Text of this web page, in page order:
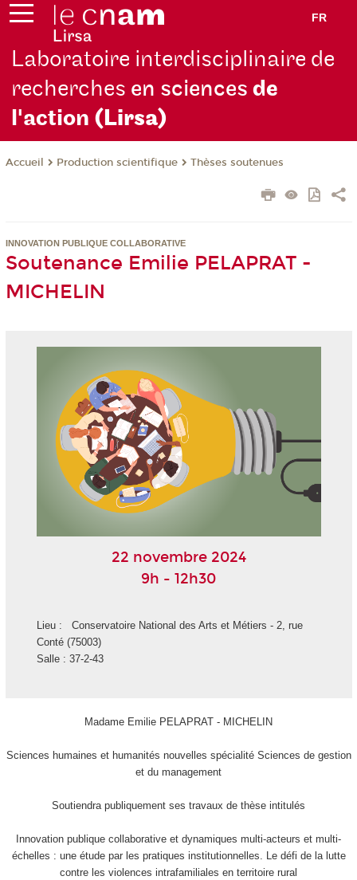
FR
Laboratoire interdisciplinaire de
recherches en sciencesde
l'action (Lirsa)
Accueil Production scientifique Thèses soutenues
INNOVATION PUBLIQUE COLLABORATIVE
Soutenance Emilie PELAPRAT -
MICHELIN
22 novembre 2024
9h - 12h30
Lieu : Conservatoire National des Arts et Métiers - 2, rue
Conté (75003)
Salle : 37-2-43
Madame Emilie PELAPRAT - MICHELIN
Sciences humaines et humanités nouvelles spécialité Sciences de gestion
et du management
Soutiendra publiquement ses travaux de thèse intitulés
Innovation publique collaborative et dynamiques multi-acteurs et multi-
échelles : une étude par les pratiques institutionnelles. Le défi de la lutte
contre les violences intrafamiliales en territoire rural